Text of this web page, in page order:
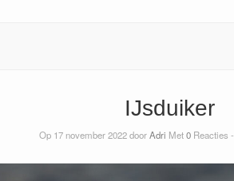
IJsduiker
Op 17 november 2022 doorAdri Met0 Reacties -